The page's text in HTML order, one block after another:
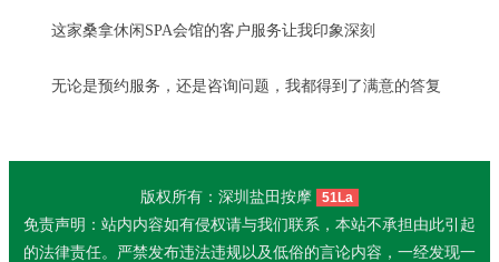
这家桑拿休闲SPA会馆的客户服务让我印象深刻
无论是预约服务，还是咨询问题，我都得到了满意的答复
版权所有：深圳盐田按摩 51La
免责声明：站内内容如有侵权请与我们联系，本站不承担由此引起
的法律责任。严禁发布违法违规以及低俗的言论内容，一经发现一